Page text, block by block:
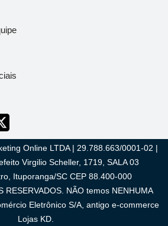
Online LTDA | 29.788.663/0001-02 |
Virgilio Scheller, 1719, SALA 03
Ituporanga/SC CEP 88.400-000
RESERVADOS. NÃO temos NENHUMA
Eletrônico S/A, antigo e-commerce
Lojas KD.